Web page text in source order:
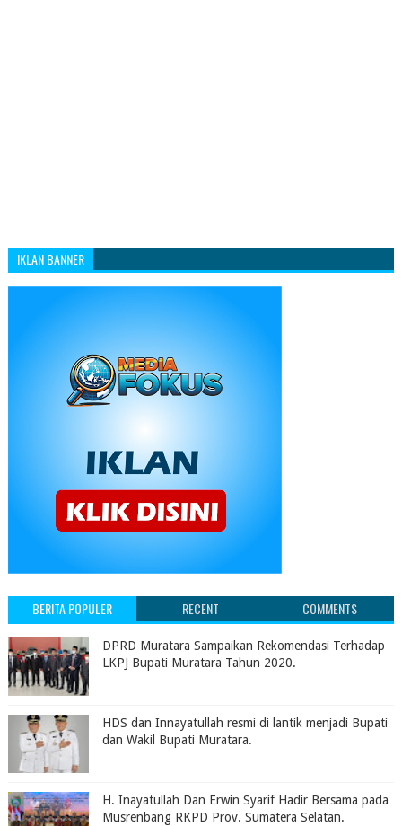
IKLAN BANNER
BERITA POPULER RECENT COMMENTS
DPRD Muratara Sampaikan Rekomendasi Terhadap
LKPJ Bupati Muratara Tahun 2020.
HDS dan Innayatullah resmi di lantik menjadi Bupati
dan Wakil Bupati Muratara.
H. Inayatullah Dan Erwin Syarif Hadir Bersama pada
Musrenbang RKPD Prov. Sumatera Selatan.